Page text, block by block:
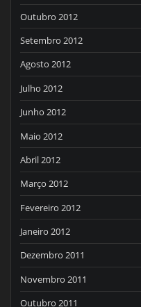
Outubro 2012
Setembro 2012
Agosto 2012
Julho 2012
Junho 2012
Maio 2012
Abril 2012
Março 2012
Fevereiro 2012
Janeiro 2012
Dezembro 2011
Novembro 2011
Outubro 2011